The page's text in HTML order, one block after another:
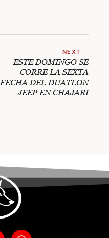
NEXT →
ESTE DOMINGO SE
CORRE LA SEXTA
FECHA DEL DUATLON
JEEP EN CHAJARI